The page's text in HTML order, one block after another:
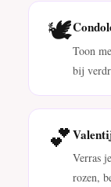
🕊️
Toon
bij
💕
Verras
rozen,